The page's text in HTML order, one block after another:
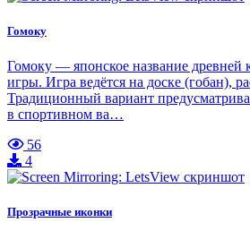
Гомоку
Гомоку — японское название древней
игры. Игра ведётся на доске (гобан),
Традиционный вариант
в спортивном ва…
56
4
Прозрачные иконки